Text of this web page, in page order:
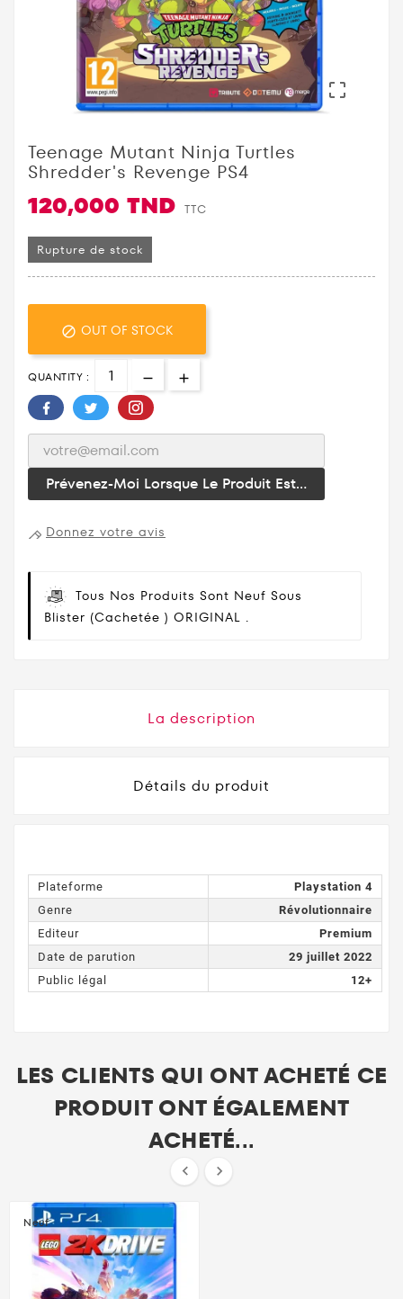

Teenage Mutant Ninja Turtles
Shredder's Revenge PS4
120,000 TND TTC
Rupture de stock
 OUT OF STOCK
QUANTITY :
Prévenez-Moi Lorsque Le Produit Est...
Donnez votre avis
Tous Nos Produits Sont Neuf Sous
Blister (cachetée ) ORIGINAL .
La description
Détails du produit
Plateforme
Playstation 4
Genre
Révolutionnaire
Editeur
Premium
Date de parution
29 juillet 2022
Public légal
12+
LES CLIENTS QUI ONT ACHETÉ CE
PRODUIT ONT ÉGALEMENT
ACHETÉ...
 
Neuf